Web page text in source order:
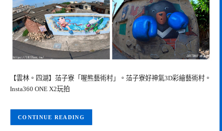
【雲林。四湖】萡子寮「喔熊藝術村」。萡子寮好神氣3D彩繪藝術村。
Insta360 ONE X2玩拍
CONTINUE READING